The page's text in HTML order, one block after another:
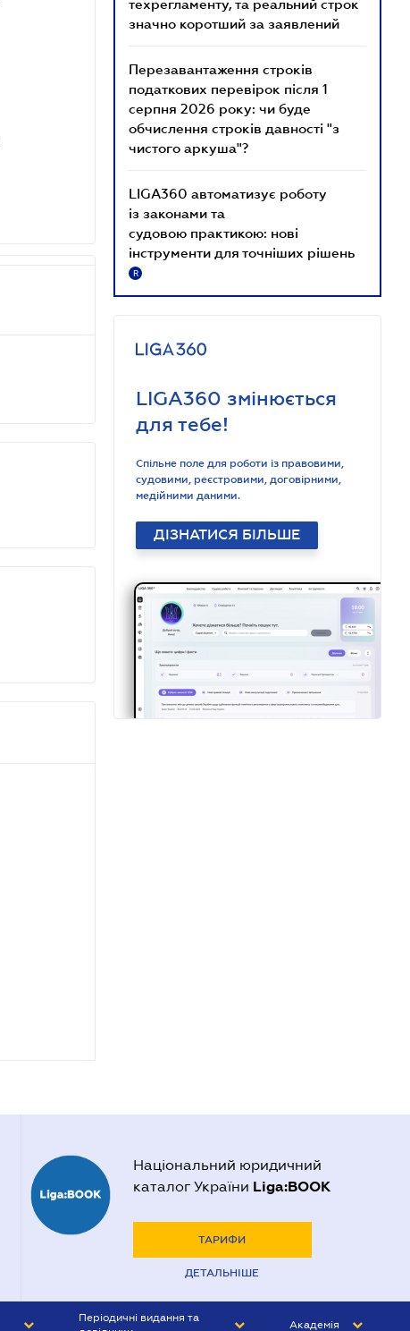
техрегламенту, та реальний строк
значно коротший за заявлений
Перезавантаження строків
податкових перевірок після 1
серпня 2026 року: чи буде
обчислення строків давності "з
чистого аркуша"?
LIGA360 автоматизує роботу
із законами та
судовою практикою: нові
інструменти для точніших рішень
R
LIGA360 змінюється
для тебе!
Спільне поле для роботи із правовими,
судовими, реєстровими, договірними,
медійними даними.
ДІЗНАТИСЯ БІЛЬШЕ
Національний юридичний
каталог України Liga:BOOK
ТАРИФИ
ДЕТАЛЬНІШЕ
Періодичні видання та
Академія